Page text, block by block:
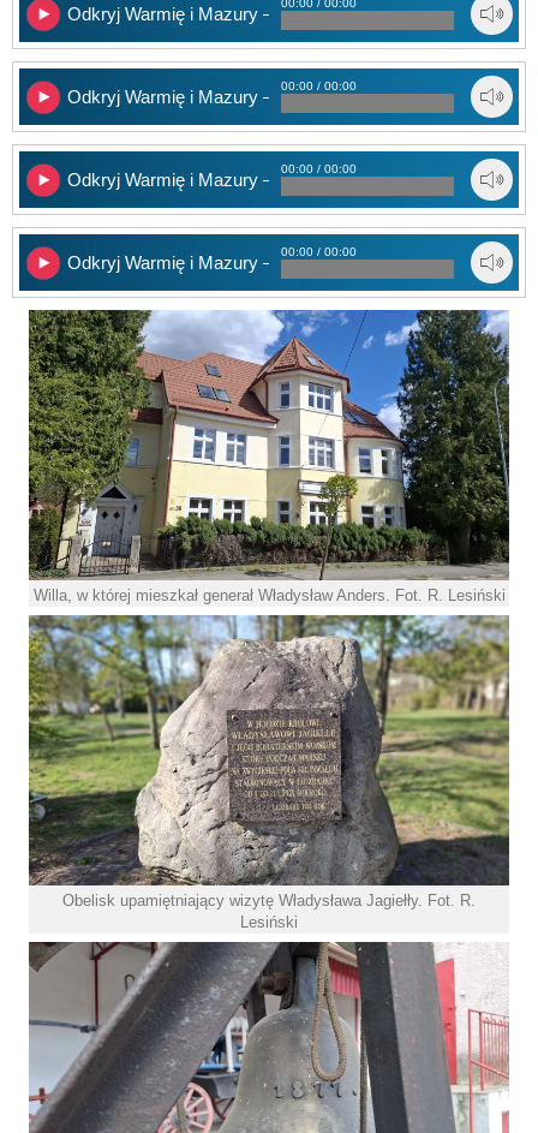
Odkryj Warmię i Mazury – cz. 4
00:00 / 00:00
Odkryj Warmię i Mazury – cz. 5
00:00 / 00:00
Odkryj Warmię i Mazury – cz. 6
00:00 / 00:00
Odkryj Warmię i Mazury – cz. 7
00:00 / 00:00
Willa, w której mieszkał generał Władysław Anders. Fot. R. Lesiński
Obelisk upamiętniający wizytę Władysława Jagiełły. Fot. R.
Lesiński